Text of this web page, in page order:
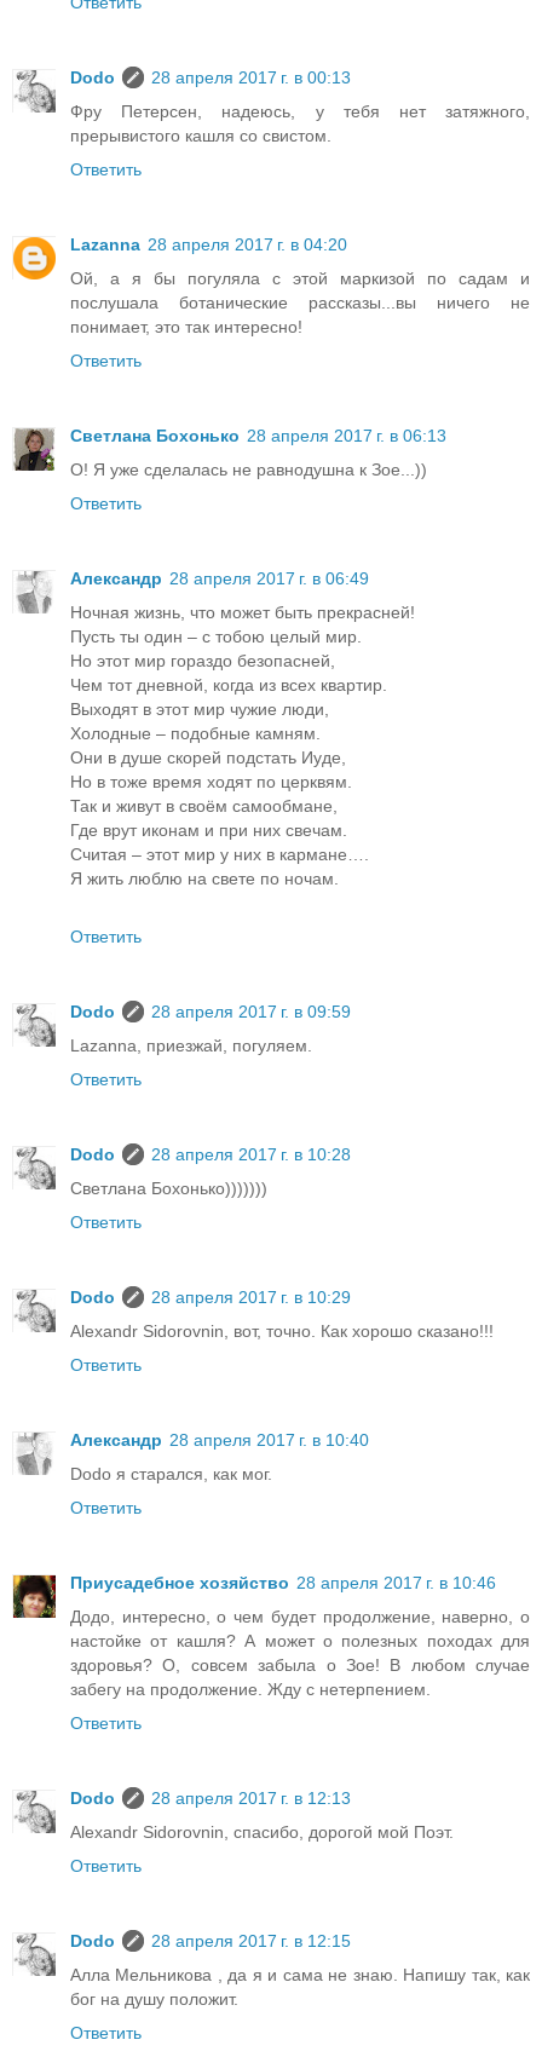
Dodo
28 апреля 2017 г. в 00:13
Фру Петерсен, надеюсь, у тебя нет затяжного,
прерывистого кашля со свистом.
Ответить
Lazanna 28 апреля 2017 г. в 04:20
Ой, а я бы погуляла с этой маркизой по садам и
послушала ботанические рассказы...вы ничего не
понимает, это так интересно!
Ответить
Светлана Бохонько 28 апреля 2017 г. в 06:13
О! Я уже сделалась не равнодушна к Зое...))
Ответить
Александр 28 апреля 2017 г. в 06:49
Ночная жизнь, что может быть прекрасней!
Пусть ты один – с тобою целый мир.
Но этот мир гораздо безопасней,
Чем тот дневной, когда из всех квартир.
Выходят в этот мир чужие люди,
Холодные – подобные камням.
Они в душе скорей подстать Иуде,
Но в тоже время ходят по церквям.
Так и живут в своём самообмане,
Где врут иконам и при них свечам.
Считая – этот мир у них в кармане….
Я жить люблю на свете по ночам.
Ответить
Dodo
28 апреля 2017 г. в 09:59
Lazanna, приезжай, погуляем.
Ответить
Dodo
28 апреля 2017 г. в 10:28
Светлана Бохонько)))))))
Ответить
Dodo
28 апреля 2017 г. в 10:29
Alexandr Sidorovnin, вот, точно. Как хорошо сказано!!!
Ответить
Александр 28 апреля 2017 г. в 10:40
Dodo я старался, как мог.
Ответить
Приусадебное хозяйство 28 апреля 2017 г. в 10:46
Додо, интересно, о чем будет продолжение, наверно, о
настойке от кашля? А может о полезных походах для
здоровья? О, совсем забыла о Зое! В любом случае
забегу на продолжение. Жду с нетерпением.
Ответить
Dodo
28 апреля 2017 г. в 12:13
Alexandr Sidorovnin, спасибо, дорогой мой Поэт.
Ответить
Dodo
28 апреля 2017 г. в 12:15
Алла Мельникова , да я и сама не знаю. Напишу так, как
бог на душу положит.
Ответить